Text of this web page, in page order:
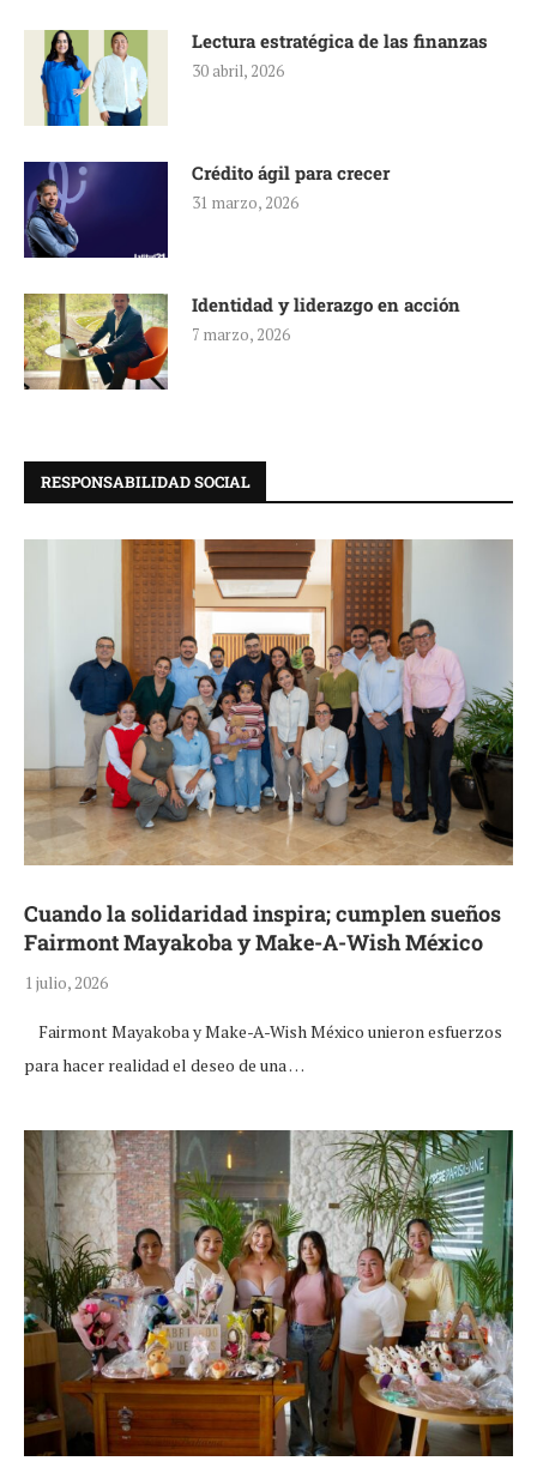
Lectura estratégica de las finanzas
30 abril, 2026
Crédito ágil para crecer
31 marzo, 2026
Identidad y liderazgo en acción
7 marzo, 2026
RESPONSABILIDAD SOCIAL
Cuando la solidaridad inspira; cumplen sueños
Fairmont Mayakoba y Make-A-Wish México
1 julio, 2026
Fairmont Mayakoba y Make-A-Wish México unieron esfuerzos
para hacer realidad el deseo de una …